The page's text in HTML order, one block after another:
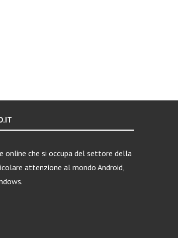
online che si occupa del settore della
attenzione al mondo Android,